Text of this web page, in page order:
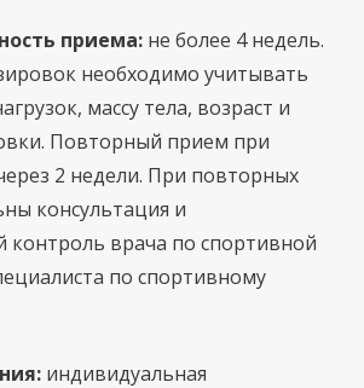
приема: не более 4 недель.
необходимо учитывать
массу тела, возраст и
Повторный прием при
2 недели. При повторных
консультация и
контроль врача по спортивной
по спортивному
индивидуальная